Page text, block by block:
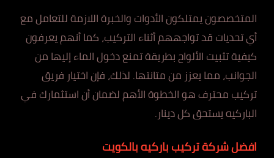
المتخصصون يمتلكون الأدوات والخبرة اللازمة للتعامل مع
أي تحديات قد تواجههم أثناء التركيب، كما أنهم يعرفون
كيفية تثبيت الألواح بطريقة تمنع دخول الماء إليها من
الجوانب، مما يعزز من متانتها. لذلك، فإن اختيار فريق
تركيب محترف هو الخطوة الأهم لضمان أن استثمارك في
الباركيه يستحق كل دينار.
افضل شركة تركيب باركيه بالكويت